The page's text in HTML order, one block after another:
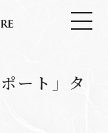
ート」タ